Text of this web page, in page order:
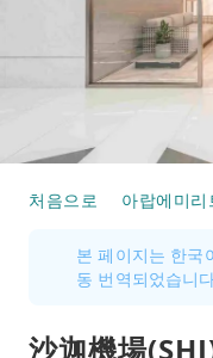
처음으로 아랍에미리
본 페이지는 한국
동 번역되었습니
沙迦機場